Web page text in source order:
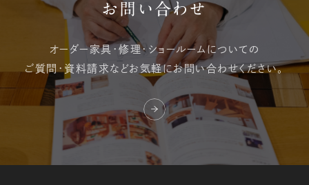
お問い合わせ
オーダー家具・修理・ ショールームについての
ご質問・資料請求などお気軽にお問い合わせください。